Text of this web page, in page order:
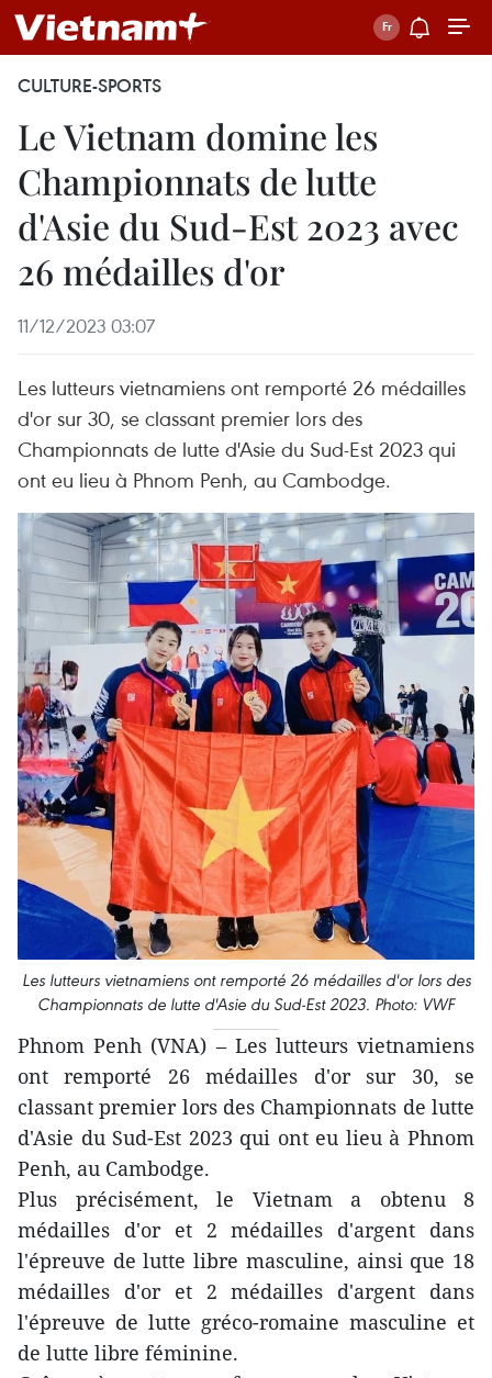
CULTURE-SPORTS
Le Vietnam domine les
Championnats de lutte
d'Asie du Sud-Est 2023 avec
26 médailles d'or
11/12/2023 03:07
Les lutteurs vietnamiens ont remporté 26 médailles
d'or sur 30, se classant premier lors des
Championnats de lutte d'Asie du Sud-Est 2023 qui
ont eu lieu à Phnom Penh, au Cambodge.
Les lutteurs vietnamiens ont remporté 26 médailles d'or lors des
Championnats de lutte d'Asie du Sud-Est 2023. Photo: VWF
Phnom Penh (VNA) – Les lutteurs vietnamiens
ont remporté 26 médailles d'or sur 30, se
classant premier lors des Championnats de lutte
d'Asie du Sud-Est 2023 qui ont eu lieu à Phnom
Penh, au Cambodge.
Plus précisément, le Vietnam a obtenu 8
médailles d'or et 2 médailles d'argent dans
l'épreuve de lutte libre masculine, ainsi que 18
médailles d'or et 2 médailles d'argent dans
l'épreuve de lutte gréco-romaine masculine et
de lutte libre féminine.